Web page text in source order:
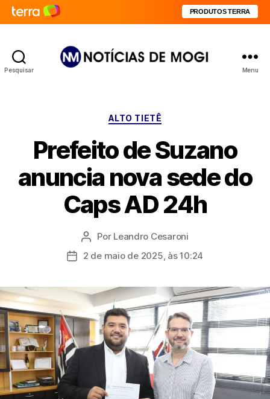
PRODUTOS TERRA
Pesquisar Menu
Categorias
ALTO TIETÊ
Prefeito de Suzano
anuncia nova sede do
Caps AD 24h
Autor
do
Por Leandro Cesaroni
Data2 de maio de 2025, às 10:24